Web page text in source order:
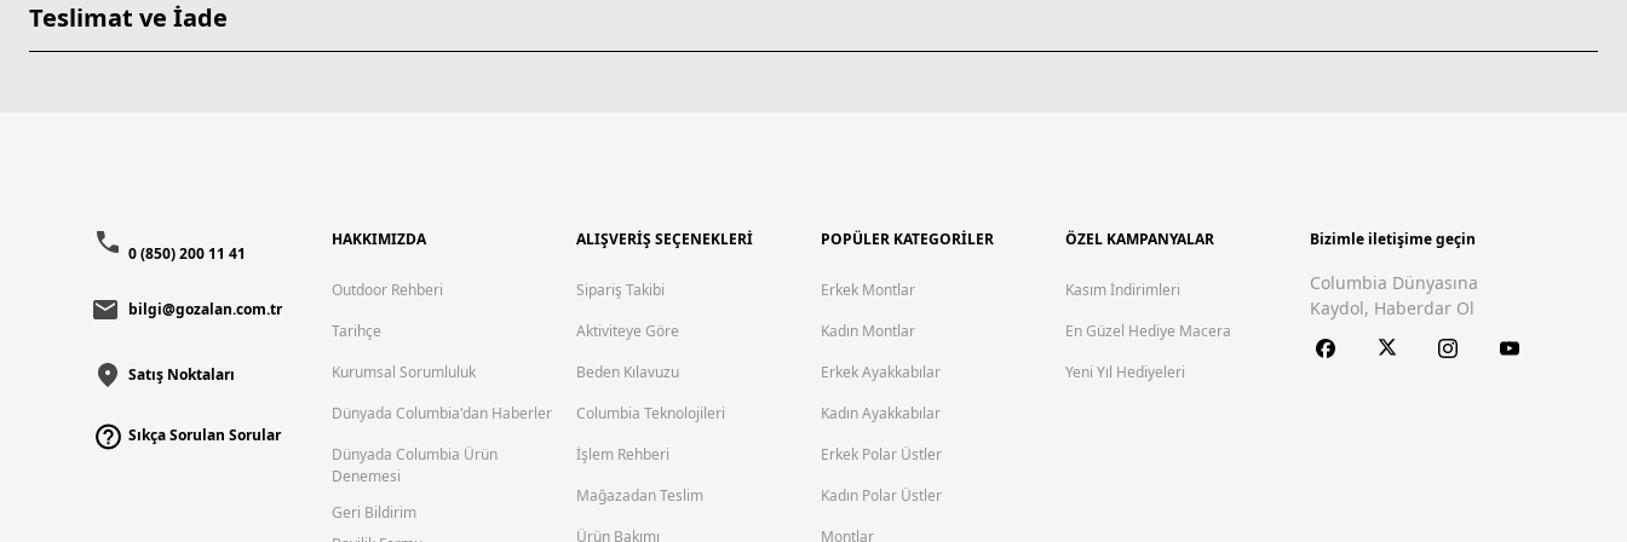
Teslimat ve İade
0 (850) 200 11 41
bilgi@gozalan.com.tr
Satış Noktaları
Sıkça Sorulan Sorular
HAKKIMIZDA
Outdoor Rehberi
Tarihçe
Kurumsal Sorumluluk
Dünyada Columbia'dan Haberler
Dünyada Columbia Ürün
Denemesi
Geri Bildirim
ALIŞVERİŞ SEÇENEKLERİ
Sipariş Takibi
Aktiviteye Göre
Beden Kılavuzu
Columbia Teknolojileri
İşlem Rehberi
Mağazadan Teslim
Ürün Bakımı
POPÜLER KATEGORİLER
Erkek Montlar
Kadın Montlar
Erkek Ayakkabılar
Kadın Ayakkabılar
Erkek Polar Üstler
Kadın Polar Üstler
Montlar
ÖZEL KAMPANYALAR
Kasım İndirimleri
En Güzel Hediye Macera
Yeni Yıl Hediyeleri
Bizimle iletişime geçin
Columbia Dünyasına
Kaydol, Haberdar Ol